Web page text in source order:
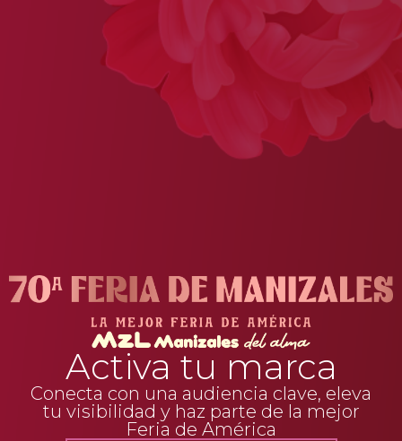
Activa tu marca
Conecta con una audiencia clave, eleva
tu visibilidad y haz parte de la mejor
Feria de América